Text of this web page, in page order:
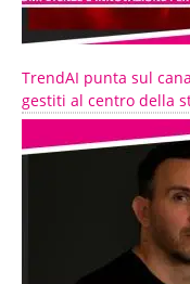
TrendAI punta sul
gestiti al centro della